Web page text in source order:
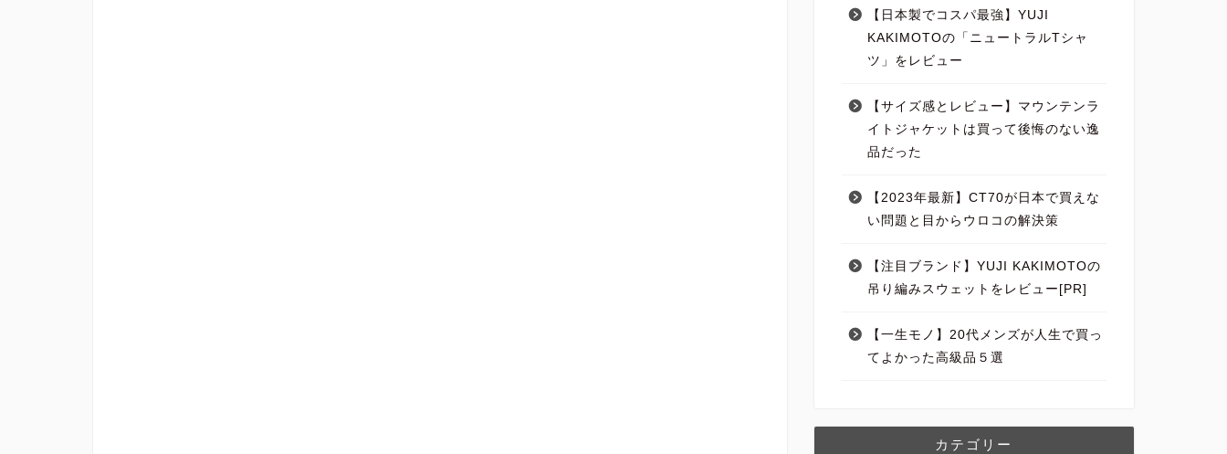
【日本製でコスパ最強】YUJI
KAKIMOTOの「ニュートラルTシャ
ツ」をレビュー
【サイズ感とレビュー】マウンテンラ
イトジャケットは買って後悔のない逸
品だった
【2023年最新】CT70が日本で買えな
い問題と目からウロコの解決策
【注目ブランド】YUJI KAKIMOTOの
吊り編みスウェットをレビュー[PR]
【一生モノ】20代メンズが人生で買っ
てよかった高級品５選
カテゴリー